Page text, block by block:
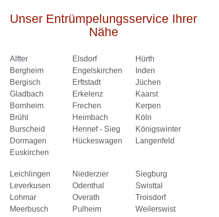
Unser Entrümpelungsservice Ihrer
Nähe
Alfter
Bergheim
Bergisch
Gladbach
Bornheim
Brühl
Burscheid
Dormagen
Euskirchen
Elsdorf
Engelskirchen
Erftstadt
Erkelenz
Frechen
Heimbach
Hennef - Sieg
Hückeswagen
Hürth
Inden
Jüchen
Kaarst
Kerpen
Köln
Königswinter
Langenfeld
Leichlingen
Leverkusen
Lohmar
Meerbusch
Niederzier
Odenthal
Overath
Pulheim
Siegburg
Swisttal
Troisdorf
Weilerswist